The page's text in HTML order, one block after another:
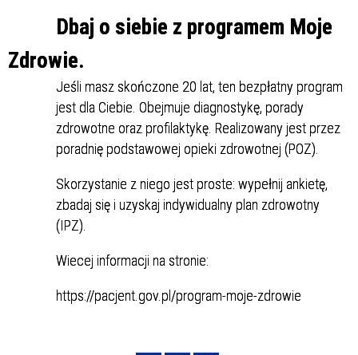
Dbaj o siebie z programem Moje
Zdrowie.
Jeśli masz skończone 20 lat, ten bezpłatny program
jest dla Ciebie. Obejmuje diagnostykę, porady
zdrowotne oraz profilaktykę. Realizowany jest przez
poradnię podstawowej opieki zdrowotnej (POZ).
Skorzystanie z niego jest proste: wypełnij ankietę,
zbadaj się i uzyskaj indywidualny plan zdrowotny
(IPZ).
Wiecej informacji na stronie:
https://pacjent.gov.pl/program-moje-zdrowie